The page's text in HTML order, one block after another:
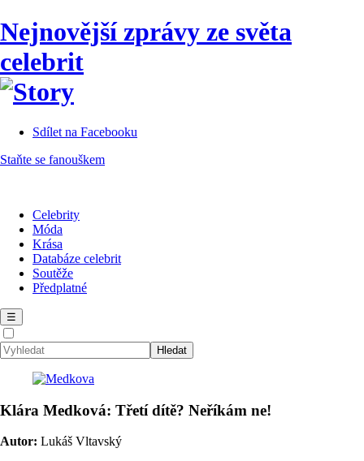
Nejnovější zprávy ze světa
celebrit
Sdílet na Facebooku
Staňte se fanouškem
Celebrity
Móda
Krása
Databáze celebrit
Soutěže
Předplatné
☰
Klára Medková: Třetí dítě? Neříkám ne!
Autor: Lukáš Vltavský